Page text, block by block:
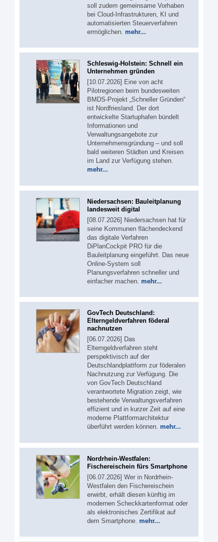
soll zudem gemeinsame Vorhaben
bei Cloud-Infrastrukturen, KI und
automatisierten Steuerverfahren
ermöglichen. mehr...
Schleswig-Holstein: Schnell ein
Unternehmen gründen
[10.07.2026] Eine von acht
Pilotregionen beim bundesweiten
BMDS-Projekt „Schneller Gründen“
ist Nordfriesland. Der dort
entwickelte Startuphafen bündelt
Informationen und
Verwaltungsangebote zur
Unternehmensgründung – und soll
bald weiteren Städten und Kreisen
im Land zur Verfügung stehen.
mehr...
Niedersachsen: Bauleitplanung
landesweit digital
[08.07.2026] Niedersachsen hat für
seine Kommunen flächendeckend
das digitale Verfahren
DiPlanCockpit PRO für die
Bauleitplanung eingeführt. Das neue
Online-System soll
Planungsverfahren schneller und
einfacher machen. mehr...
GovTech Deutschland:
Elterngeldverfahren föderal
nachnutzen
[06.07.2026] Das
Elterngeldverfahren steht
perspektivisch auf der
Deutschlandplattform zur föderalen
Nachnutzung zur Verfügung. Die
von GovTech Deutschland
verantwortete Migration zeigt, wie
bestehende Verwaltungsverfahren
effizient und in kurzer Zeit auf eine
moderne Plattformarchitektur
überführt werden können. mehr...
Nordrhein-Westfalen:
Fischereischein fürs Smartphone
[06.07.2026] Wer in Nordrhein-
Westfalen den Fischereischein
erwirbt, erhält diesen künftig im
modernen Scheckkartenformat oder
als elektronisches Zertifikat auf
dem Smartphone. mehr...